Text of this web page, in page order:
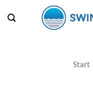
Inhalt
Start